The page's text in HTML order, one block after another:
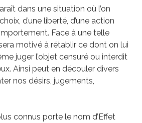
dans une situation où l’on
d’une liberté, d’une action
Face à une telle
motivé à rétablir ce dont on lui
juger l’objet censuré ou interdit
Ainsi peut en découler divers
nos désirs, jugements,
connus porte le nom d’Effet